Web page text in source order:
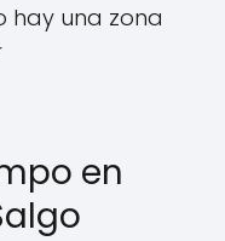
hay una zona
en